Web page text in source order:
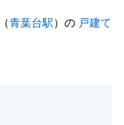
（青葉台駅）の 戸建て